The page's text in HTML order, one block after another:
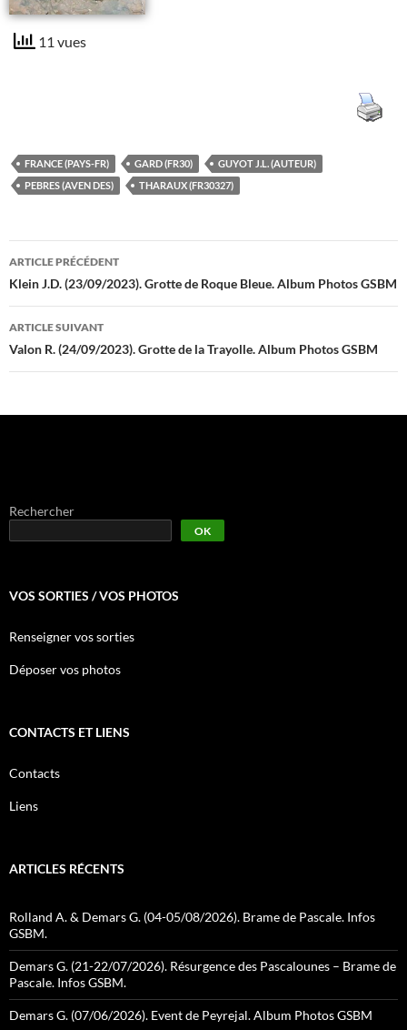
11 vues
FRANCE (PAYS-FR) GARD (FR30)
GUYOT J.L. (AUTEUR)
PEBRES (AVEN DES)
THARAUX (FR30327)
Navigation
des
articles
ARTICLE PRÉCÉDENT
Klein J.D. (23/09/2023). Grotte de Roque Bleue. Album Photos GSBM
ARTICLE SUIVANT
Valon R. (24/09/2023). Grotte de la Trayolle. Album Photos GSBM
Rechercher
OK
VOS SORTIES / VOS PHOTOS
Renseigner vos sorties
Déposer vos photos
CONTACTS ET LIENS
Contacts
Liens
ARTICLES RÉCENTS
Rolland A. & Demars G. (04-05/08/2026). Brame de Pascale. Infos
GSBM.
Demars G. (21-22/07/2026). Résurgence des Pascalounes – Brame de
Pascale. Infos GSBM.
Demars G. (07/06/2026). Event de Peyrejal. Album Photos GSBM